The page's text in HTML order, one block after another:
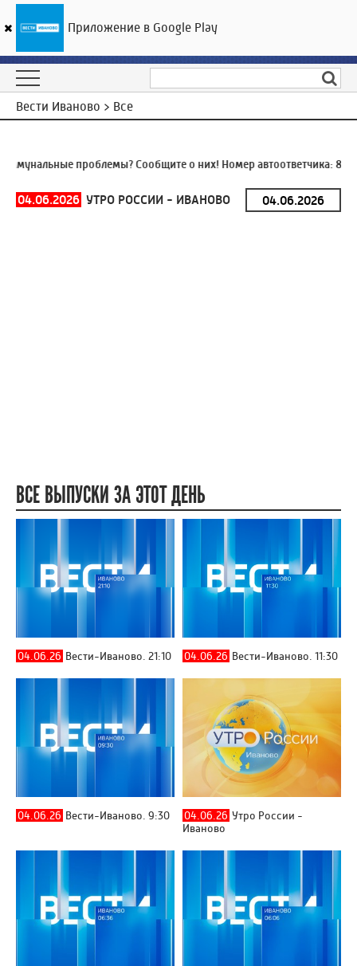
ГТРК «Ивтелерадио»
Вести Иваново > Все
проблемы? Сообщите о них! Номер автоответчика:8
04.06.2026 УТРО РОССИИ - ИВАНОВО
ВСЕ ВЫПУСКИ ЗА ЭТОТ ДЕНЬ
04.06.26 Вести-Иваново. 21:10 04.06.26 Вести-Иваново. 11:30
04.06.26 Вести-Иваново. 9:30 04.06.26 Утро России -
Иваново
Приложение в Google Play